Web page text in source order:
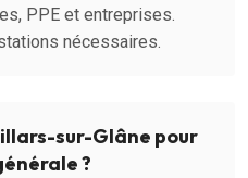
PPE et entreprises.
nécessaires.
sur-Glâne pour
?